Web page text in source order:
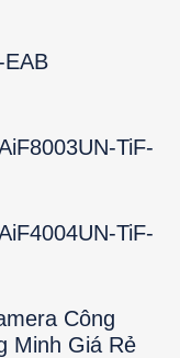
TiF-
TiF-
Công
Minh Giá Rẻ